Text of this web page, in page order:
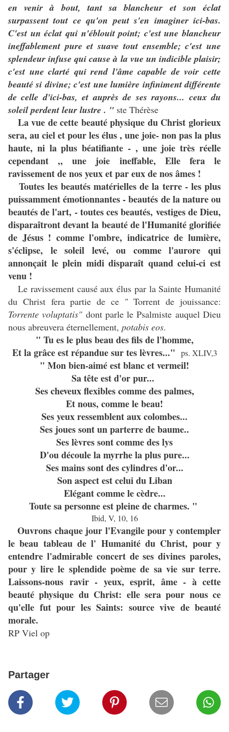
en venir à bout, tant sa blancheur et son éclat
surpassent tout ce qu'on peut s'en imaginer ici-bas.
C'est un éclat qui n'éblouit point; c'est une blancheur
ineffablement pure et suave tout ensemble; c'est une
splendeur infuse qui cause à la vue un indicible plaisir;
c'est une clarté qui rend l'âme capable de voir cette
beauté si divine; c'est une lumière infiniment différente
de celle d'ici-bas, et auprès de ses rayons... ceux du
soleil perdent leur lustre . " ste Thérèse
La vue de cette beauté physique du Christ glorieux
sera, au ciel et pour les élus , une joie- non pas la plus
haute, ni la plus béatifiante - , une joie très réelle
cependant ,, une joie ineffable, Elle fera le
ravissement de nos yeux et par eux de nos âmes !
Toutes les beautés matérielles de la terre - les plus
puissamment émotionnantes - beautés de la nature ou
beautés de l'art, - toutes ces beautés, vestiges de Dieu,
disparaîtront devant la beauté de l'Humanité glorifiée
de Jésus ! comme l'ombre, indicatrice de lumière,
s'éclipse, le soleil levé, ou comme l'aurore qui
annonçait le plein midi disparaît quand celui-ci est
venu !
Le ravissement causé aux élus par la Sainte Humanité
du Christ fera partie de ce " Torrent de jouissance:
Torrente voluptatis" dont parle le Psalmiste auquel Dieu
nous abreuvera éternellement, potabis eos.
" Tu es le plus beau des fils de l'homme,
Et la grâce est répandue sur tes lèvres..." ps. XLIV,3
" Mon bien-aimé est blanc et vermeil!
Sa tête est d'or pur...
Ses cheveux flexibles comme des palmes,
Et nous, comme le beau!
Ses yeux ressemblent aux colombes...
Ses joues sont un parterre de baume..
Ses lèvres sont comme des lys
D'ou découle la myrrhe la plus pure...
Ses mains sont des cylindres d'or...
Son aspect est celui du Liban
Elégant comme le cèdre...
Toute sa personne est pleine de charmes. "
Ibid, V, 10, 16
Ouvrons chaque jour l'Evangile pour y contempler
le beau tableau de l' Humanité du Christ, pour y
entendre l'admirable concert de ses divines paroles,
pour y lire le splendide poème de sa vie sur terre.
Laissons-nous ravir - yeux, esprit, âme - à cette
beauté physique du Christ: elle sera pour nous ce
qu'elle fut pour les Saints: source vive de beauté
morale.
RP Viel op
Partager